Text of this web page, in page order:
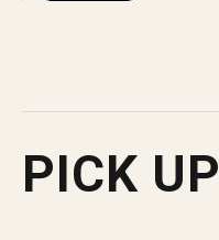
PICK UP